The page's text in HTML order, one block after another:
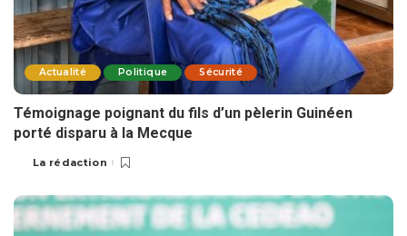
Actualité Politique Sécurité
Témoignage poignant du fils d’un pèlerin Guinéen
porté disparu à la Mecque
La rédaction